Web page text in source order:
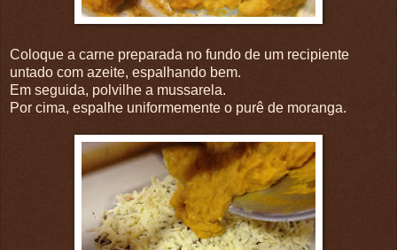
Coloque a carne preparada no fundo de um recipiente
untado com azeite, espalhando bem.
Em seguida, polvilhe a mussarela.
Por cima, espalhe uniformemente o purê de moranga.